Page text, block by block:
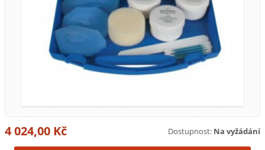
Dostupnost: Na vyžádání
4 024,00 Kč